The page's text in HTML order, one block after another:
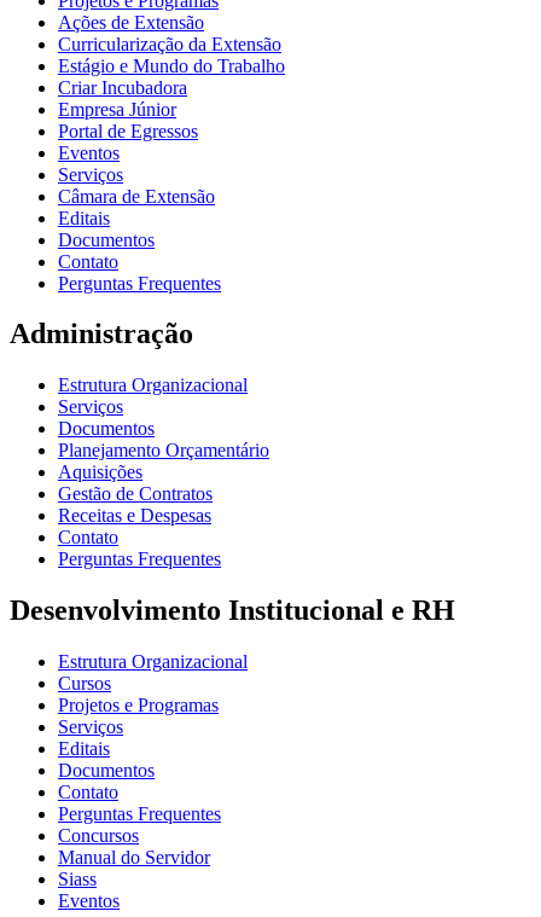
Ações de Extensão
Curricularização da Extensão
Estágio e Mundo do Trabalho
Criar Incubadora
Empresa Júnior
Portal de Egressos
Eventos
Serviços
Câmara de Extensão
Editais
Documentos
Contato
Perguntas Frequentes
Administração
Estrutura Organizacional
Serviços
Documentos
Planejamento Orçamentário
Aquisições
Gestão de Contratos
Receitas e Despesas
Contato
Perguntas Frequentes
Desenvolvimento Institucional e RH
Estrutura Organizacional
Cursos
Projetos e Programas
Serviços
Editais
Documentos
Contato
Perguntas Frequentes
Concursos
Manual do Servidor
Siass
Eventos